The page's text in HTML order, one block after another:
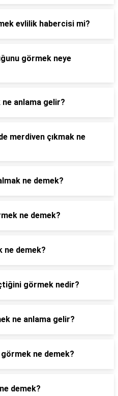
evlilik habercisi mi?
görmek neye
anlama gelir?
merdiven çıkmak ne
ne demek?
ne demek?
ne demek?
görmek nedir?
ne anlama gelir?
görmek ne demek?
demek?